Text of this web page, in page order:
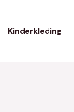
Kinderkleding